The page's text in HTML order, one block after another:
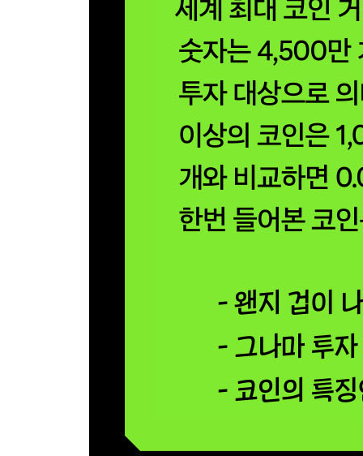
30 기축통화, 달러 이야기·171
① 금본위제의 유행과 몰락
② 브레튼우즈 체제
③ 1971년 ‘닉슨 쇼크’
④ 달러 패권 유지에 올인하는 미국
⑤ 독일과 일본을 무릎 꿇린 일방적 합의
⑥ 달러 폭망 시나리오
31 기본 환율 변동성에 더해진 프리미엄 변동성·181
32 김치프리미엄과 역-김치프리미엄을 이해하자
① 수요와 공급의 언밸런스 현상
② 투자 과열 또는 투매 현상
33 프리미엄 변동성을 활용한 코인 투자·194
34 선물 시장 누가, 왜 만들었나?· 199
35 선물 투자로 기대하는 세 가지 효과·204
③ 차익거래(아비트리지) 거래 기회
37 가상의 투자자 ‘자주’씨와 ‘가끔’씨 이야기·215